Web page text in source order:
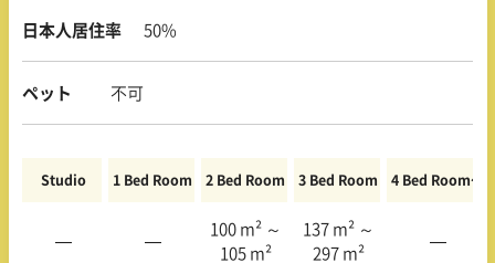
日本人居住率 50%
ペット 不可
Studio 1 Bed Room 2 Bed Room 3 Bed Room 4 Bed Room〜
— —
100 m² ～
105 m²
137 m² ～
297 m²
—